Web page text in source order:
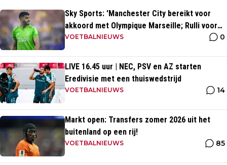
Sky Sports: 'Manchester City bereikt voor
akkoord met Olympique Marseille; Rulli voor
twee miljoen naar Engeland'
VOETBALNIEUWS 0
LIVE 16.45 uur | NEC, PSV en AZ starten
Eredivisie met een thuiswedstrijd
VOETBALNIEUWS 14
Markt open: Transfers zomer 2026 uit het
buitenland op een rij!
VOETBALNIEUWS 85